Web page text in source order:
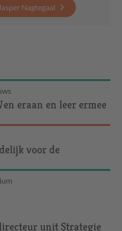
Nagtegaal
eraan en leer ermee
voor de
unit Strategie